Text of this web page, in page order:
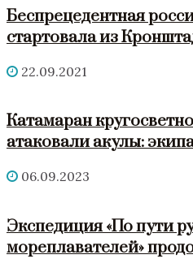
Беспрецедентная
стартовала из
22.09.2021
Катамаран
атаковали акулы:
06.09.2023
Экспедиция «По пути
мореплавателей»